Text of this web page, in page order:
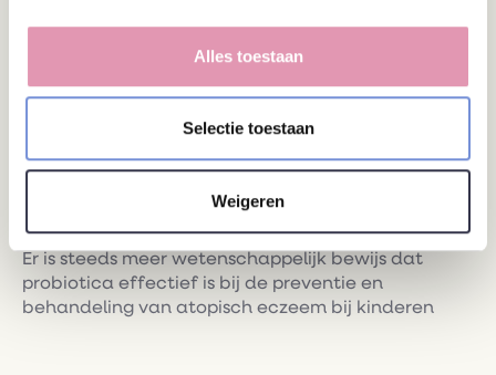
Alles toestaan
Selectie toestaan
Weigeren
verminderde het risico met respectievelijk 25 en
45%, maar dat is beide op slechts één studie
algemene populatie werd door het gebruik van
probiotica in het algemeen een significant
21%.
Er is steeds meer wetenschappelijk bewijs dat
probiotica effectief is bij de preventie en
behandeling van atopisch eczeem bij kinderen